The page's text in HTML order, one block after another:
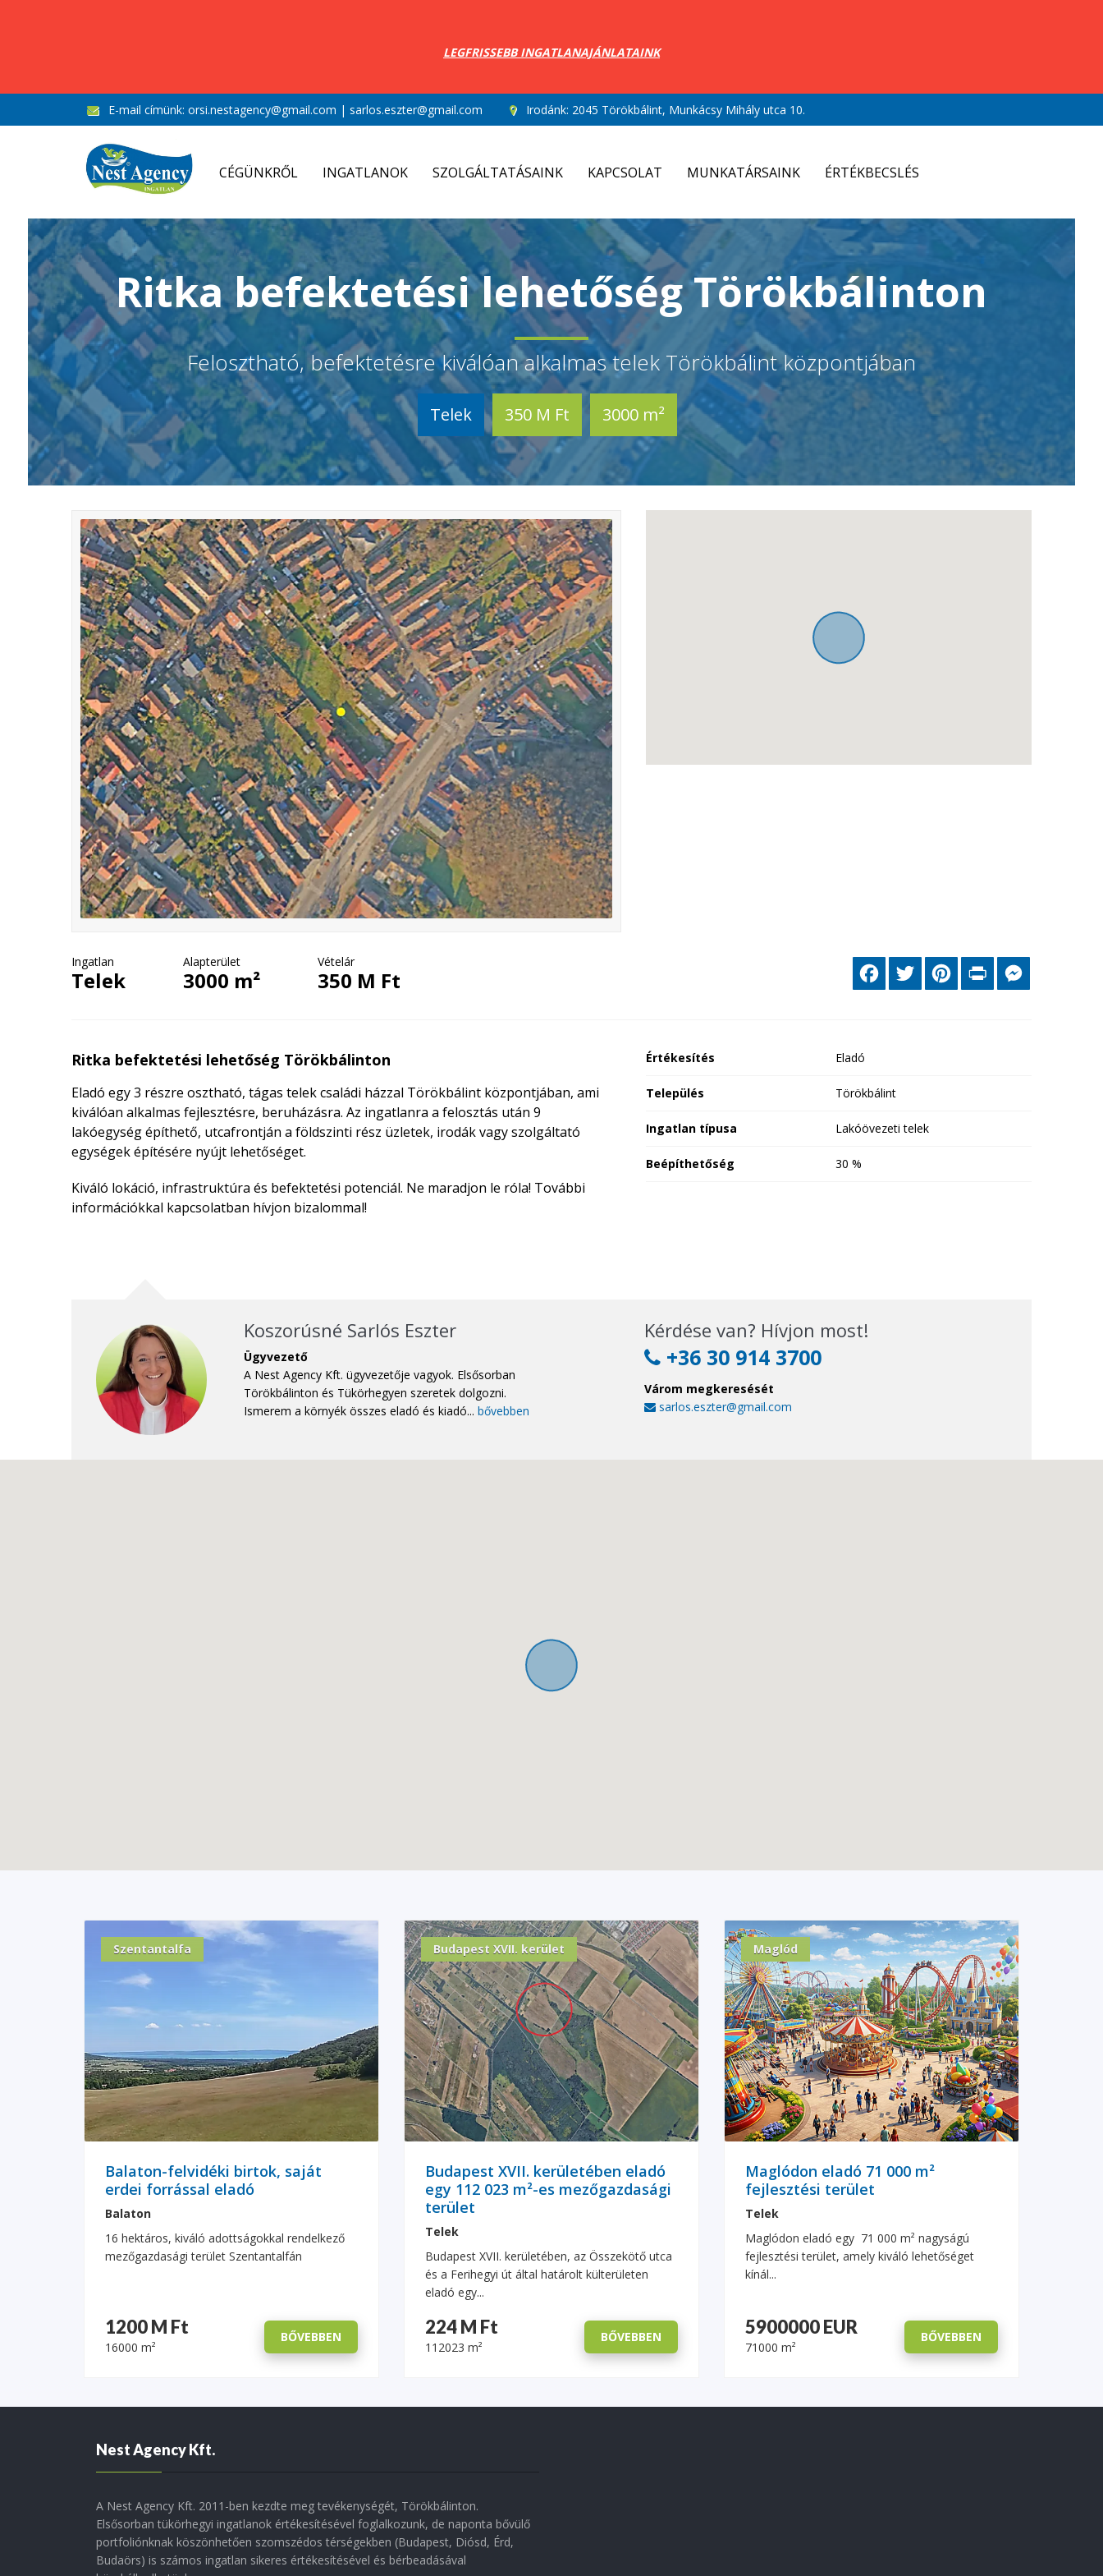
LEGFRISSEBB INGATLANAJÁNLATAINK
E-mail címünk: orsi.nestagency@gmail.com | sarlos.eszter@gmail.com Irodánk: 2045 Törökbálint, Munkácsy Mihály utca 10.
CÉGÜNKRŐL INGATLANOK SZOLGÁLTATÁSAINK KAPCSOLAT MUNKATÁRSAINK ÉRTÉKBECSLÉS
Ritka befektetési lehetőség Törökbálinton
Felosztható, befektetésre kiválóan alkalmas telek Törökbálint központjában
Telek 350 M Ft 3000 m²
Ingatlan
Telek
Alapterület
3000 m²
Vételár
350 M Ft
FacebookTwitter PinterestPrint
Ritka befektetési lehetőség Törökbálinton
Eladó egy 3 részre osztható, tágas telek családi házzal Törökbálint központjában, ami
kiválóan alkalmas fejlesztésre, beruházásra. Az ingatlanra a felosztás után 9
lakóegység építhető, utcafrontján a földszinti rész üzletek, irodák vagy szolgáltató
egységek építésére nyújt lehetőséget.
Kiváló lokáció, infrastruktúra és befektetési potenciál. Ne maradjon le róla! További
információkkal kapcsolatban hívjon bizalommal!
Értékesítés Eladó
Település Törökbálint
Ingatlan típusa Lakóövezeti telek
Beépíthetőség 30 %
Koszorúsné Sarlós Eszter
Ügyvezető
A Nest Agency Kft. ügyvezetője vagyok. Elsősorban
Törökbálinton és Tükörhegyen szeretek dolgozni.
Ismerem a környék összes eladó és kiadó... bővebben
Kérdése van? Hívjon most!
+36 30 914 3700
Várom megkeresését
sarlos.eszter@gmail.com
Szentantalfa
Balaton-felvidéki birtok, saját
erdei forrással eladó
Balaton
16 hektáros, kiváló adottságokkal rendelkező
mezőgazdasági terület Szentantalfán
1200 M Ft
16000 m²
BŐVEBBEN
Budapest XVII. kerület
Budapest XVII. kerületében eladó
egy 112 023 m²-es mezőgazdasági
terület
Telek
Budapest XVII. kerületében, az Összekötő utca
és a Ferihegyi út által határolt külterületen
eladó egy...
224 M Ft
112023 m²
BŐVEBBEN
Maglód
Maglódon eladó 71 000 m²
fejlesztési terület
Telek
Maglódon eladó egy 71 000 m² nagyságú
fejlesztési terület, amely kiváló lehetőséget
kínál...
5900000 EUR
71000 m²
BŐVEBBEN
Nest Agency Kft.
A Nest Agency Kft. 2011-ben kezdte meg tevékenységét, Törökbálinton.
Elsősorban tükörhegyi ingatlanok értékesítésével foglalkozunk, de naponta bővülő
portfoliónknak köszönhetően szomszédos térségekben (Budapest, Diósd, Érd,
Budaörs) is számos ingatlan sikeres értékesítésével és bérbeadásával